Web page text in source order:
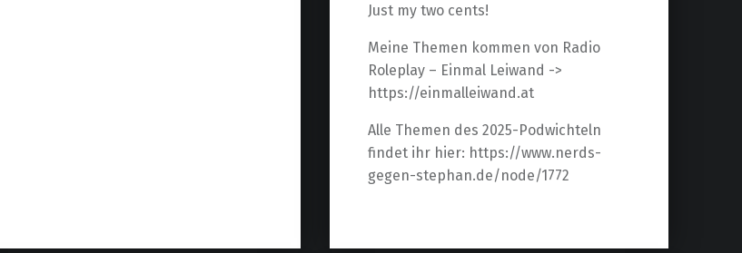
Just my two cents!
Meine Themen kommen von Radio
Roleplay – Einmal Leiwand ->
https://einmalleiwand.at
Alle Themen des 2025-Podwichteln
findet ihr hier: https://www.nerds-
gegen-stephan.de/node/1772